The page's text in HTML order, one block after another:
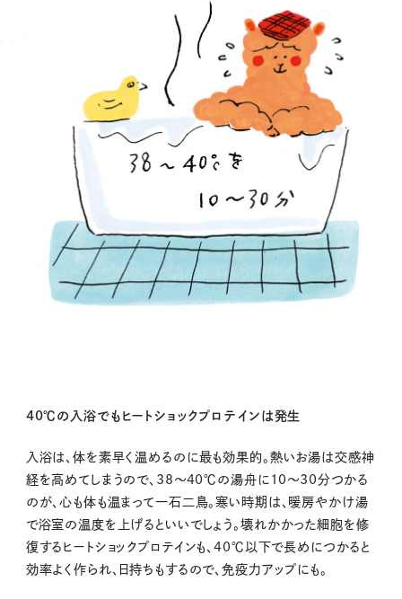
40℃の入浴でもヒートショックプロテインは発生
入浴は、体を素早く温めるのに最も効果的。熱いお湯は交感神
経を高めてしまうので、38～40℃の湯舟に10～30分つかる
のが、心も体も温まって一石二鳥。寒い時期は、暖房やかけ湯
で浴室の温度を上げるといいでしょう。壊れかかった細胞を修
復するヒートショックプロテインも、40℃以下で長めにつかると
効率よく作られ、日持ちもするので、免疫力アップにも。